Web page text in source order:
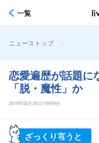
一覧
ニューストップ >
恋愛遍歴が話題に
「脱・魔性」か
2019年06月26日11時59分
ざっくり言うと